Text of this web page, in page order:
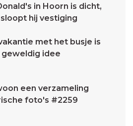
in Hoorn is dicht,
hij vestiging
met het busje is
geweldig idee
een verzameling
foto's #2259